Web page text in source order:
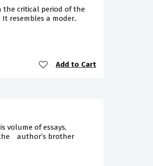
the critical period of the
resembles a moder..
Add to Cart
volume of essays,
author’s brother